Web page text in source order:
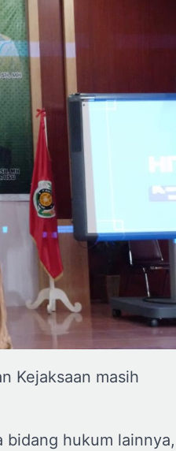
Kejaksaan masih
bidang hukum lainnya,